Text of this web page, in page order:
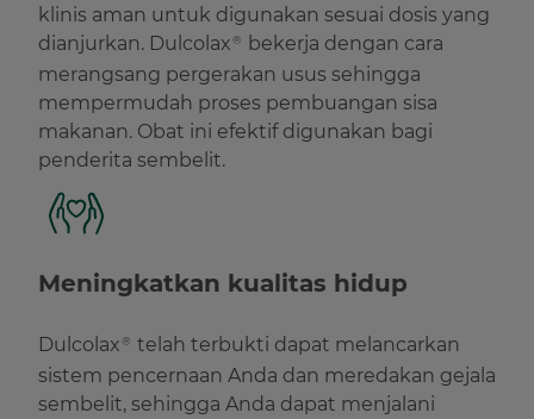
klinis aman untuk digunakan sesuai dosis yang
dianjurkan. Dulcolax®
bekerja dengan cara
merangsang pergerakan usus sehingga
mempermudah proses pembuangan sisa
makanan. Obat ini efektif digunakan bagi
penderita sembelit.
Meningkatkan kualitas hidup
Dulcolax® telah terbukti dapat melancarkan
sistem pencernaan Anda dan meredakan gejala
sembelit, sehingga Anda dapat menjalani